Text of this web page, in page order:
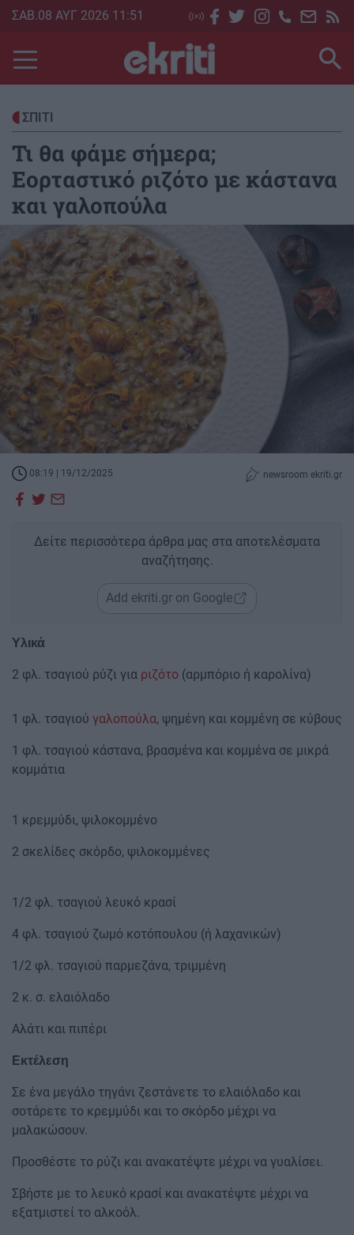
Skip
main
content
ΣΑΒ.08 ΑΥΓ 2026 11:51
ΣΠΙΤΙ
Τι θα φάμε σήμερα;
Εορταστικό ριζότο με κάστανα
και γαλοπούλα
08:19 | 19/12/2025 newsroom ekriti.gr
Δείτε περισσότερα άρθρα μας στα αποτελέσματα
αναζήτησης.
Add ekriti.gr on Google
Υλικά
2 φλ. τσαγιού ρύζι για ριζότο (αρμπόριο ή καρολίνα)
1 φλ. τσαγιού γαλοπούλα, ψημένη και κομμένη σε κύβους
1 φλ. τσαγιού κάστανα, βρασμένα και κομμένα σε μικρά
κομμάτια
1 κρεμμύδι, ψιλοκομμένο
2 σκελίδες σκόρδο, ψιλοκομμένες
1/2 φλ. τσαγιού λευκό κρασί
4 φλ. τσαγιού ζωμό κοτόπουλου (ή λαχανικών)
1/2 φλ. τσαγιού παρμεζάνα, τριμμένη
2 κ. σ. ελαιόλαδο
Αλάτι και πιπέρι
Εκτέλεση
Σε ένα μεγάλο τηγάνι ζεστάνετε το ελαιόλαδο και
σοτάρετε το κρεμμύδι και το σκόρδο μέχρι να
μαλακώσουν.
Προσθέστε το ρύζι και ανακατέψτε μέχρι να γυαλίσει.
Σβήστε με το λευκό κρασί και ανακατέψτε μέχρι να
εξατμιστεί το αλκοόλ.